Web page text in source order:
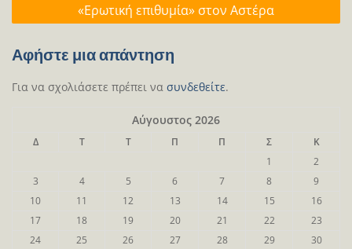
«Ερωτική επιθυμία» στον Αστέρα
Αφήστε μια απάντηση
Για να σχολιάσετε πρέπει να συνδεθείτε.
Αύγουστος 2026
Δ Τ Τ Π Π Σ
Κ
1
2
3
4 5 6 7 8
9
10
11 12 13 14 15
16
17
18 19 20 21 22
23
24
25 26 27 28 29 30